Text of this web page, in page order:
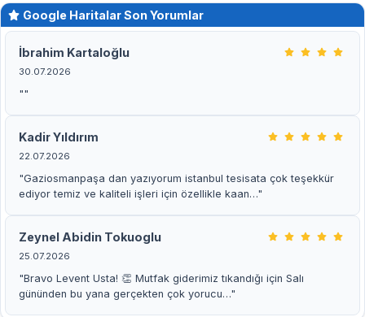
Google Haritalar Son Yorumlar
İbrahim Kartaloğlu
30.07.2026
""
Kadir Yıldırım
22.07.2026
"Gaziosmanpaşa dan yazıyorum istanbul tesisata çok teşekkür
ediyor temiz ve kaliteli işleri için özellikle kaan…"
Zeynel Abidin Tokuoglu
25.07.2026
"Bravo Levent Usta! 👏 Mutfak giderimiz tıkandığı için Salı
gününden bu yana gerçekten çok yorucu…"